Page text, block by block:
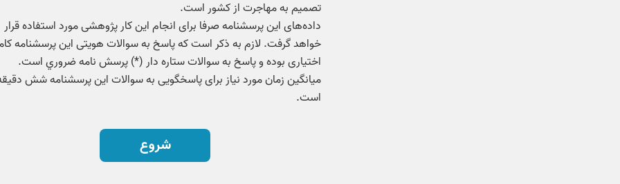
داده‌های این پرسشنامه صرفا برای انجام این کار پژوهشی مورد استفاده قرار
خواهد گرفت. لازم به ذکر است که پاسخ به سوالات هویتی این پرسشنامه
میانگین زمان مورد نیاز برای پاسخگویی به سوالات این پرسشنامه شش
است.
شروع